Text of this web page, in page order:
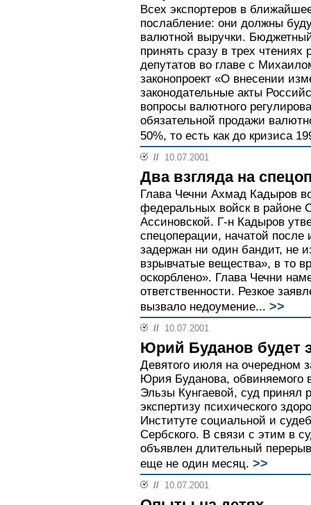
Всех экспортеров в
послабление: они должны
валютной выручки.
принять сразу в трех чтениях
депутатов во главе с
законопроект «О внесении
законодательные акты
вопросы валютного
обязательной продажи
50%, то есть как до кризиса
// 10.07.2001
Два взгляда на
Глава Чечни Ахмад Кадыров
федеральных войск в районе
Ассиновской. Г-н Кадыров
спецоперации, начатой после
задержан ни один бандит, не
взрывчатые вещества», в то
оскорблено». Глава Чечни
ответственности. Резкое
вызвало недоумение... >>
// 10.07.2001
Юрий Буданов будет
Девятого июля на очередном
Юрия Буданова, обвиняемого
Эльзы Кунгаевой, суд принял
экспертизу психического
Институте социальной и
Сербского. В связи с этим в
объявлен длительный
еще не один месяц. >>
// 10.07.2001